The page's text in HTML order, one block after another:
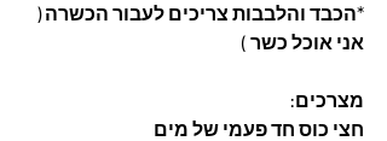
*הכבד והלבבות צריכים לעבור הכשרה (
אני אוכל כשר )
מצרכים:
חצי כוס חד פעמי של מים